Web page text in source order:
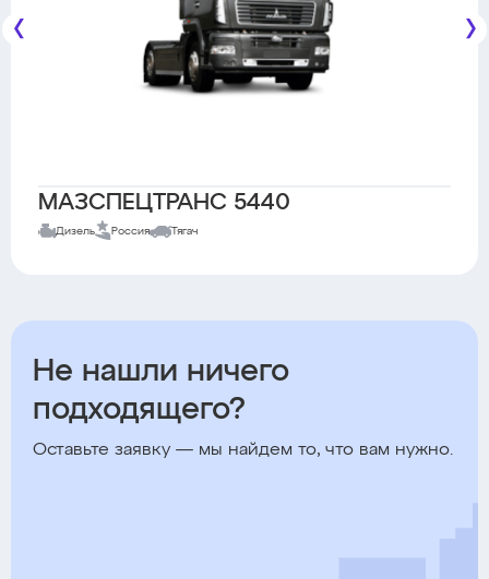
МАЗСПЕЦТРАНС 5440
Дизель Россия Тягач
Не нашли ничего
подходящего?
Оставьте заявку — мы найдем то, что вам нужно.